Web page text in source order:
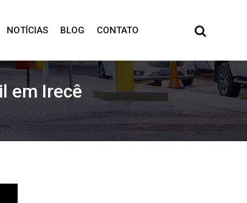
NOTÍCIAS BLOG CONTATO
em Irecê